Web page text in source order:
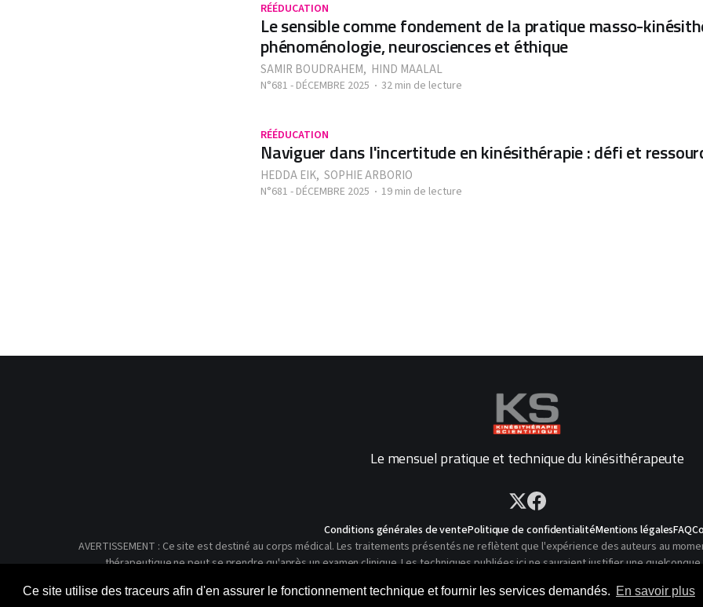
Ce site utilise des traceurs afin d'en assurer le fonctionnement technique et fournir les services demandés. En savoir plus
RÉÉDUCATION
Le sensible comme fondement de la pratique masso-
phénoménologie, neurosciences et éthique
SAMIR BOUDRAHEM, HIND MAALAL
N°681 - DÉCEMBRE 2025 32 min de lecture
RÉÉDUCATION
Naviguer dans l'incertitude en kinésithérapie : défi et
HEDDA EIK, SOPHIE ARBORIO
N°681 - DÉCEMBRE 2025 19 min de lecture
Le mensuel pratique et technique du kinésithérapeute
Conditions générales de ventePolitique de confidentialitéMentions légalesFAQ
AVERTISSEMENT : Ce site est destiné au corps médical. Les traitements présentés ne reflètent que l'expérience des auteurs au
thérapeutique ne peut se prendre qu'après un examen clinique. Les techniques publiées ici ne sauraient justifier une